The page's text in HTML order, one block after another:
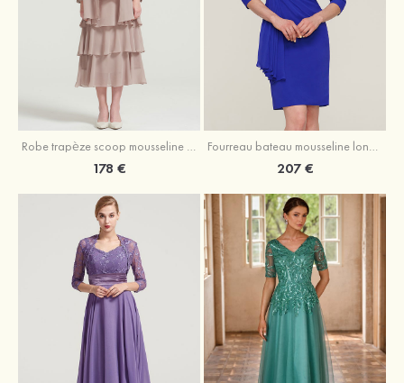
Robe trapèze scoop mousseline longueur mollet robe de mère de la mariée avec appliqué volants veste
178 €
Fourreau bateau mousseline longueur genou robe de mère de la mariée avec appliqué perle plissé veste
207 €